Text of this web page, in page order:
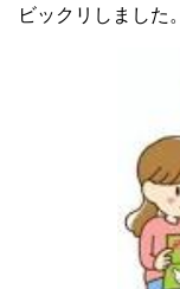
ビックリしました。